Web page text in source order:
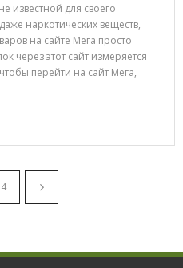
известной для своего
наркотических веществ,
на сайте Мега просто
через этот сайт измеряется
перейти на сайт Мега,
4